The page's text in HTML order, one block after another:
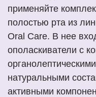
применяйте
полостью рта из
Oral Care. В нее
ополаскиватели с
натуральными
активными